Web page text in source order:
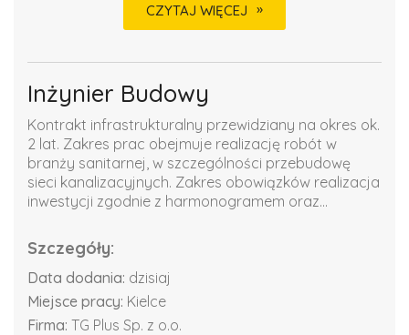
CZYTAJ WIĘCEJ
Inżynier Budowy
Kontrakt infrastrukturalny przewidziany na okres ok.
2 lat. Zakres prac obejmuje realizację robót w
branży sanitarnej, w szczególności przebudowę
sieci kanalizacyjnych. Zakres obowiązków realizacja
inwestycji zgodnie z harmonogramem oraz...
Szczegóły:
Data dodania: dzisiaj
Miejsce pracy: Kielce
Firma: TG Plus Sp. z o.o.